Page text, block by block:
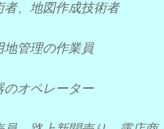
者、地図作成技術者
地管理の作業員
のオペレーター